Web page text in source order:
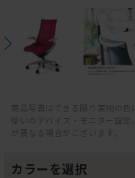
商品写真はできる限り実物の
使いのデバイス・モニター設
が異なる場合がございます。
カラーを選択